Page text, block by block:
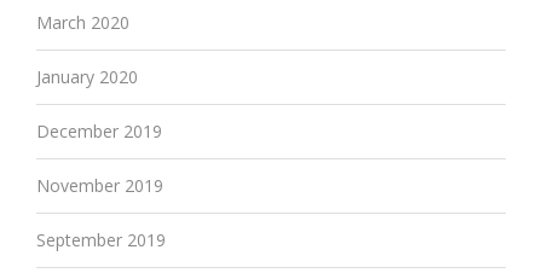
March 2020
January 2020
December 2019
November 2019
September 2019